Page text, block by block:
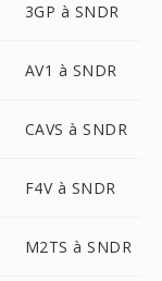
3GP à SNDR
AV1 à SNDR
CAVS à SNDR
F4V à SNDR
M2TS à SNDR